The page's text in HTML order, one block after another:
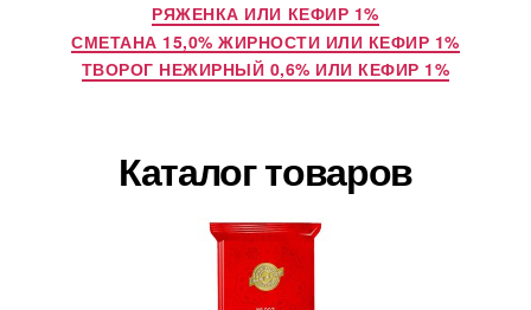
РЯЖЕНКА ИЛИ КЕФИР 1%
СМЕТАНА 15,0% ЖИРНОСТИ ИЛИ КЕФИР 1%
ТВОРОГ НЕЖИРНЫЙ 0,6% ИЛИ КЕФИР 1%
Каталог товаров